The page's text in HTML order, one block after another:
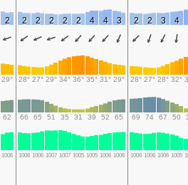
2 2 2 2 2 2 4 4 3 2 2 3 4
29° 28° 27° 29° 34° 36° 35° 31° 29° 28° 27° 28° 32°
62 66 65 51 35 31 39 52 65 69 74 67 50
1006 1006 1006 1007 1007 1005 1005 1006 1006 1006 1006 1006 1005